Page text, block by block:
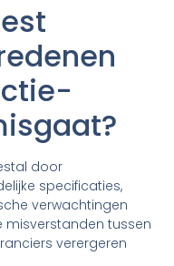
door
specificaties,
verwachtingen
misverstanden tussen
verergeren